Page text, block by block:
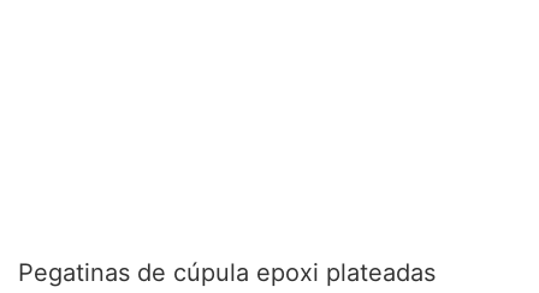
Pegatinas de cúpula epoxi plateadas